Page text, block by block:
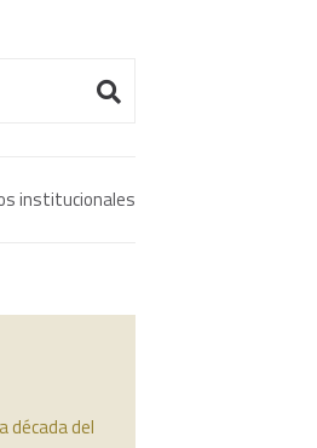
institucionales
década del